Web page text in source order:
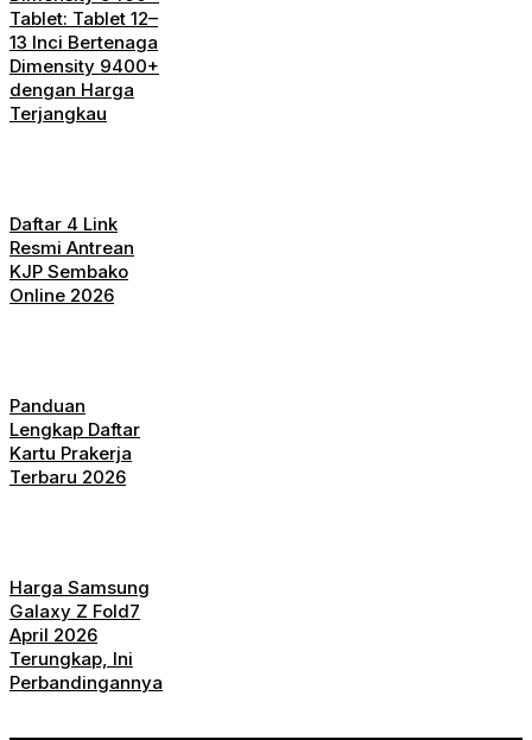
Tablet: Tablet 12–
13 Inci Bertenaga
Dimensity 9400+
dengan Harga
Terjangkau
Daftar 4 Link
Resmi Antrean
KJP Sembako
Online 2026
Panduan
Lengkap Daftar
Kartu Prakerja
Terbaru 2026
Harga Samsung
Galaxy Z Fold7
April 2026
Terungkap, Ini
Perbandingannya